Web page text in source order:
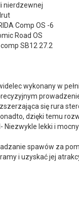
nierdzewnej
Comp OS -6
Road OS
SB12 27.2
wykonany w
się rura
dzięki temu
Niezwykle lekki i
spawów za
i uzyskać jej